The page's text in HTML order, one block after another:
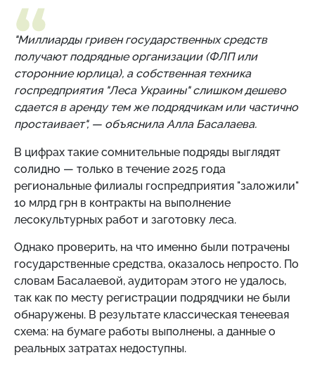
"Миллиарды гривен государственных средств
получают подрядные организации (ФЛП или
сторонние юрлица), а собственная техника
госпредприятия "Леса Украины" слишком дешево
сдается в аренду тем же подрядчикам или частично
простаивает",— объяснила Алла Басалаева.
В цифрах такие сомнительные подряды выглядят
солидно — только в течение 2025 года
региональные филиалы госпредприятия "заложили"
10 млрд грн в контракты на выполнение
лесокультурных работ и заготовку леса.
Однако проверить, на что именно были потрачены
государственные средства, оказалось непросто. По
словам Басалаевой, аудиторам этого не удалось,
так как по месту регистрации подрядчики не были
обнаружены. В результате классическая тенеевая
схема: на бумаге работы выполнены, а данные о
реальных затратах недоступны.